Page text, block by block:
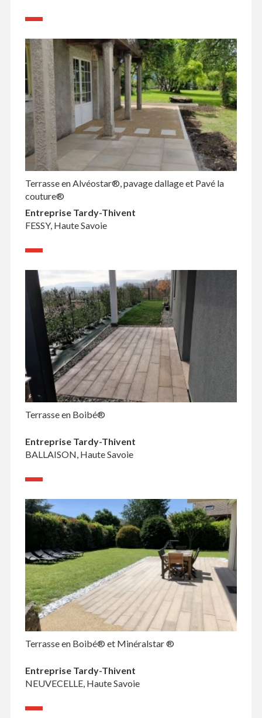
Terrasse en Alvéostar®, pavage dallage et Pavé la
couture®
Entreprise Tardy-Thivent
FESSY, Haute Savoie
Terrasse en Boibé®
Entreprise Tardy-Thivent
BALLAISON, Haute Savoie
Terrasse en Boibé® et Minéralstar ®
Entreprise Tardy-Thivent
NEUVECELLE, Haute Savoie